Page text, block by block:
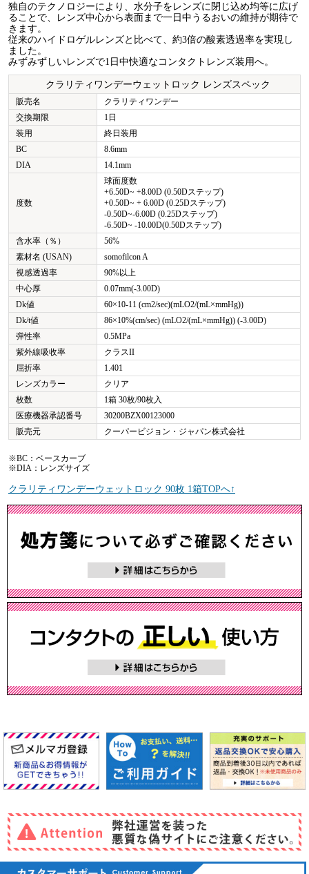
独自のテクノロジーにより、水分子をレンズに閉じ込め均等に広げ
ることで、レンズ中心から表面まで一日中うるおいの維持が期待で
きます。
従来のハイドロゲルレンズと比べて、約3倍の酸素透過率を実現し
ました。
みずみずしいレンズで1日中快適なコンタクトレンズ装用へ。
クラリティワンデーウェットロック レンズスペック
販売名
クラリティワンデー
交換期限
1日
装用
終日装用
BC
8.6mm
DIA
14.1mm
度数
球面度数
+6.50D~ +8.00D (0.50Dステップ)
+0.50D~ + 6.00D (0.25Dステップ)
-0.50D~-6.00D (0.25Dステップ)
-6.50D~ -10.00D(0.50Dステップ)
含水率（％）
56%
素材名 (USAN)
somofilcon A
視感透過率
90%以上
中心厚
0.07mm(-3.00D)
Dk値
60×10-11 (cm2/sec)(mLO2/(mL×mmHg))
Dk/t値
86×10%(cm/sec) (mLO2/(mL×mmHg)) (-3.00D)
弹性率
0.5MPa
紫外線吸收率
クラスII
屈折率
1.401
レンズカラー
クリア
枚数
1箱 30枚/90枚入
医療機器承認番号
30200BZX00123000
販売元
クーパービジョン・ジャパン株式会社
※BC：ベースカーブ
※DIA：レンズサイズ
クラリティワンデーウェットロック 90枚 1箱TOPへ↑